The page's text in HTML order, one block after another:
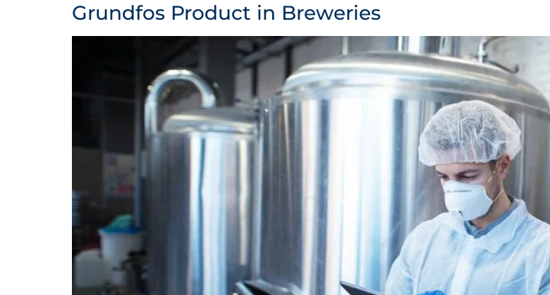
Grundfos Product in Breweries